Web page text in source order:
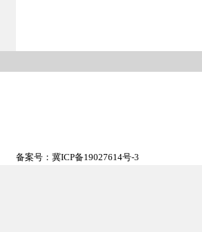
备案号： 冀ICP备19027614号-3